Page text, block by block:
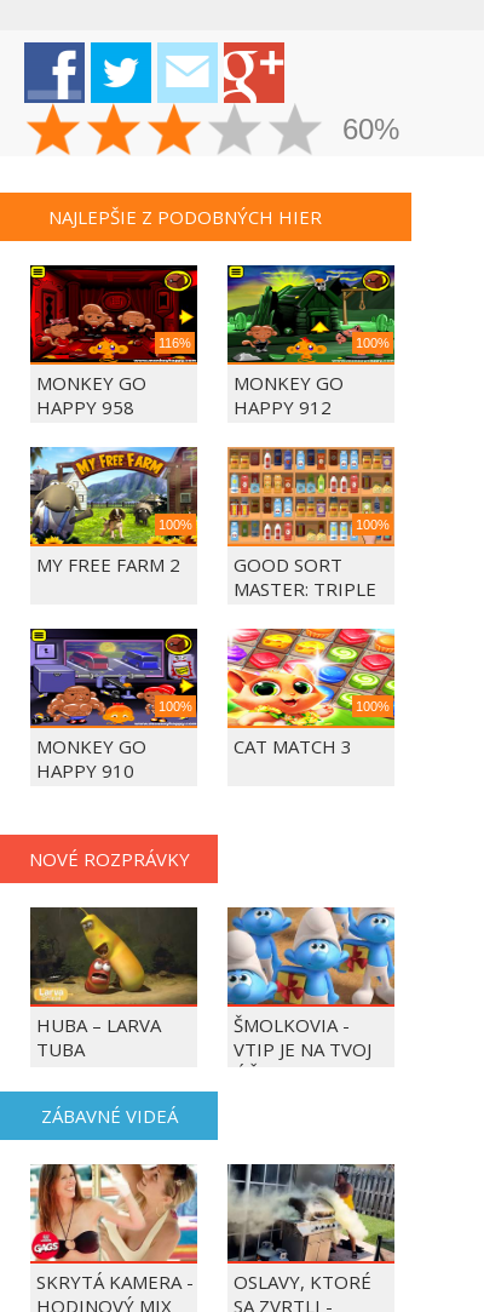
60%
NAJLEPŠIE Z PODOBNÝCH HIER
116%
MONKEY GO
HAPPY 958
100%
MONKEY GO
HAPPY 912
100%
MY FREE FARM 2
100%
GOOD SORT
MASTER: TRIPLE
100%
MONKEY GO
HAPPY 910
100%
CAT MATCH 3
NOVÉ ROZPRÁVKY
HUBA – LARVA
TUBA
ŠMOLKOVIA -
VTIP JE NA TVOJ
ÚČET
ZÁBAVNÉ VIDEÁ
SKRYTÁ KAMERA -
HODINOVÝ MIX
OSLAVY, KTORÉ
SA ZVRTLI -